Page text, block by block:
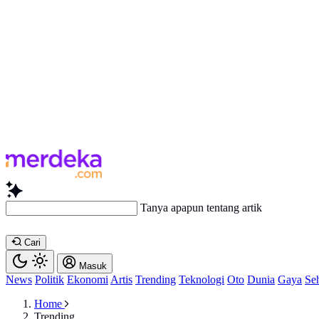
Tanya apapun tentang arti
Cari
Masuk
News Politik Ekonomi Artis Trending Teknologi Oto Dunia Gaya
Home
Trending